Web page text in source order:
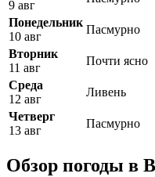
9 авг
Понедельник
10 авг
Пасмурно
Вторник
11 авг
Почти ясно
Среда
12 авг
Ливень
Четверг
13 авг
Пасмурно
Обзор погоды в